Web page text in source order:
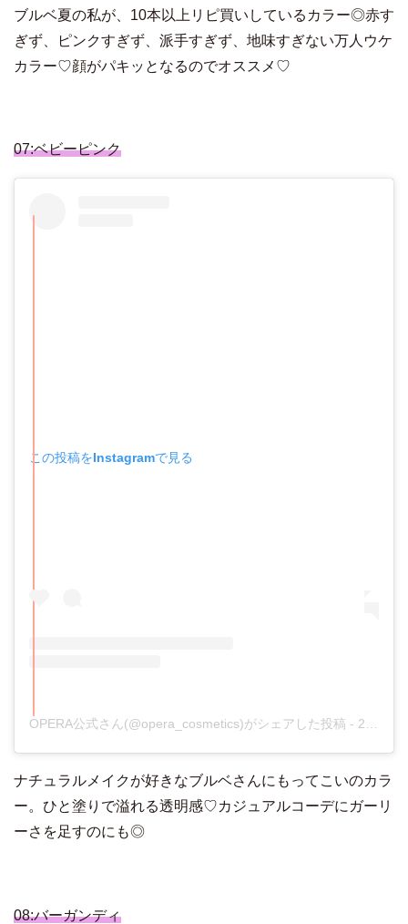
ブルベ夏の私が、10本以上リピ買いしているカラー◎赤す
ぎず、ピンクすぎず、派手すぎず、地味すぎない万人ウケ
カラー♡顔がパキッとなるのでオススメ♡
07:ベビーピンク
この投稿をInstagramで見る
OPERA公式さん(@opera_cosmetics)がシェアした投稿 - 2019年 7月月22日午前1時59分PDT
ナチュラルメイクが好きなブルベさんにもってこいのカラ
ー。ひと塗りで溢れる透明感♡カジュアルコーデにガーリ
ーさを足すのにも◎
08:バーガンディ